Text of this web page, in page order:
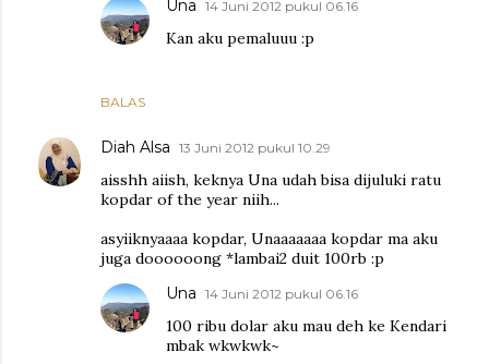
BALAS
Una 14 Juni 2012 pukul 06.16
Kan aku pemaluuu :p
Diah Alsa 13 Juni 2012 pukul 10.29
aisshh aiish, keknya Una udah bisa dijuluki ratu
kopdar of the year niih...
asyiiknyaaaa kopdar, Unaaaaaaa kopdar ma aku
juga doooooong *lambai2 duit 100rb :p
Una 14 Juni 2012 pukul 06.16
100 ribu dolar aku mau deh ke Kendari
mbak wkwkwk~